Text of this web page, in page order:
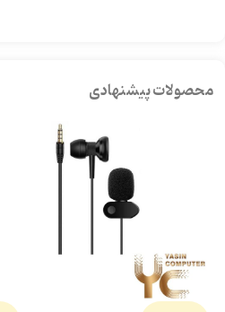
محصولات پیشنهادی